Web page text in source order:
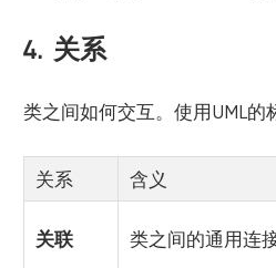
4. 关系
类之间如何交互。使用UML的
关系 含义
关联 类之间的通用连